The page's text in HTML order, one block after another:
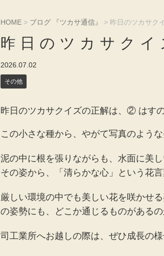
HOME > ブログ 『ツカサ通信』 > 昨日のツカサク
昨日のツカサク
2026.07.02
その他
昨日のツカサクイズの正解は、② はす
この小さな種から、やがて写真のよう
泥の中に根を張りながらも、水面に美し
その姿から、「清らかな心」という花
厳しい環境の中でも美しい花を咲かせ
の姿勢にも、どこか通じるものがあるの
司工業所へお越しの際は、ぜひ成長の